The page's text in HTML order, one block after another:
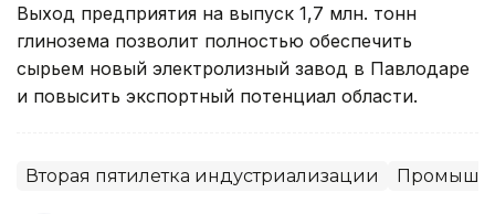
Выход предприятия на выпуск 1,7 млн. тонн
глинозема позволит полностью обеспечить
сырьем новый электролизный завод в Павлодаре
и повысить экспортный потенциал области.
Вторая пятилетка индустриализации